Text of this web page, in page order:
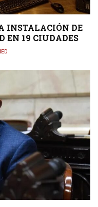
INSTALACIÓN DE
EN 19 CIUDADES